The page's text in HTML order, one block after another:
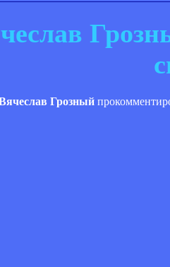
Грозный